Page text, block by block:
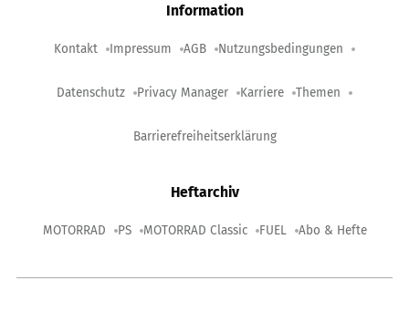
Information
Kontakt Impressum AGB Nutzungsbedingungen
Datenschutz Privacy Manager Karriere Themen
Barrierefreiheitserklärung
Heftarchiv
MOTORRAD PS MOTORRAD Classic FUEL Abo & Hefte